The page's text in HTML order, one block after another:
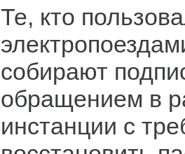
Те, кто
собирают
обращением в
инстанции с